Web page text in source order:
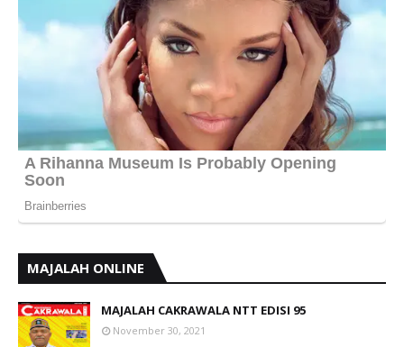
MAJALAH ONLINE
MAJALAH CAKRAWALA NTT EDISI 95
November 30, 2021